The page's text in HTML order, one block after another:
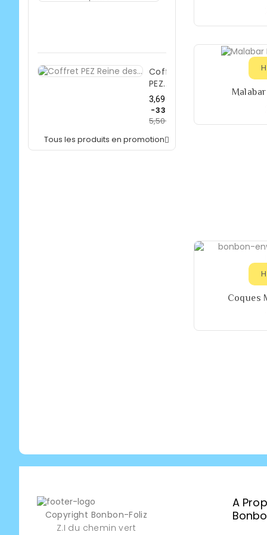
de
Coffret
PEZ...
3,69 €
-33%
5,50 €
Tous les produits en promotion 
Coques
Copyright Bonbon-Foliz
Z.I du chemin vert
A